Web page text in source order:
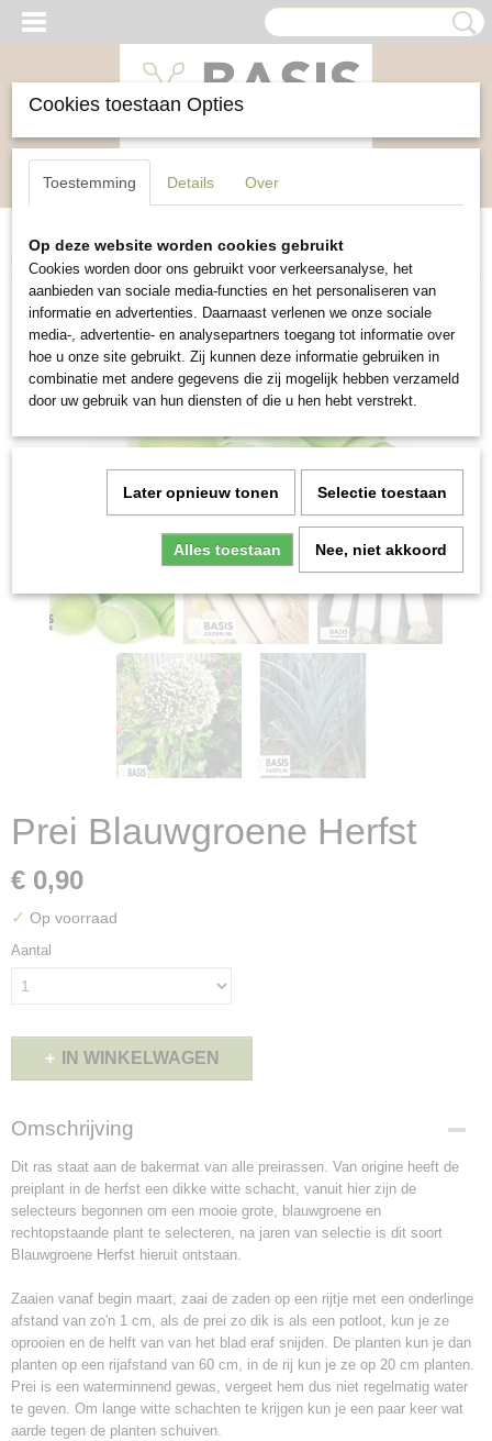
Inloggen Registreren
Home>Groente>Prei Blauwgroene Herfst
Prei Blauwgroene Herfst
€ 0,90
✓ Op voorraad
Aantal
IN WINKELWAGEN
Omschrijving
Dit ras staat aan de bakermat van alle preirassen. Van origine heeft de
preiplant in de herfst een dikke witte schacht, vanuit hier zijn de
selecteurs begonnen om een mooie grote, blauwgroene en
rechtopstaande plant te selecteren, na jaren van selectie is dit soort
Blauwgroene Herfst hieruit ontstaan.
Zaaien vanaf begin maart, zaai de zaden op een rijtje met een onderlinge
afstand van zo'n 1 cm, als de prei zo dik is als een potloot, kun je ze
oprooien en de helft van van het blad eraf snijden. De planten kun je dan
planten op een rijafstand van 60 cm, in de rij kun je ze op 20 cm planten.
Prei is een waterminnend gewas, vergeet hem dus niet regelmatig water
te geven. Om lange witte schachten te krijgen kun je een paar keer wat
aarde tegen de planten schuiven.
Cookies toestaan Opties
Toestemming Details Over
Op deze website worden cookies gebruikt
Cookies worden door ons gebruikt voor verkeersanalyse, het
aanbieden van sociale media-functies en het personaliseren van
informatie en advertenties. Daarnaast verlenen we onze sociale
media-, advertentie- en analysepartners toegang tot informatie over
hoe u onze site gebruikt. Zij kunnen deze informatie gebruiken in
combinatie met andere gegevens die zij mogelijk hebben verzameld
door uw gebruik van hun diensten of die u hen hebt verstrekt.
Later opnieuw tonen Selectie toestaan
Alles toestaan Nee, niet akkoord